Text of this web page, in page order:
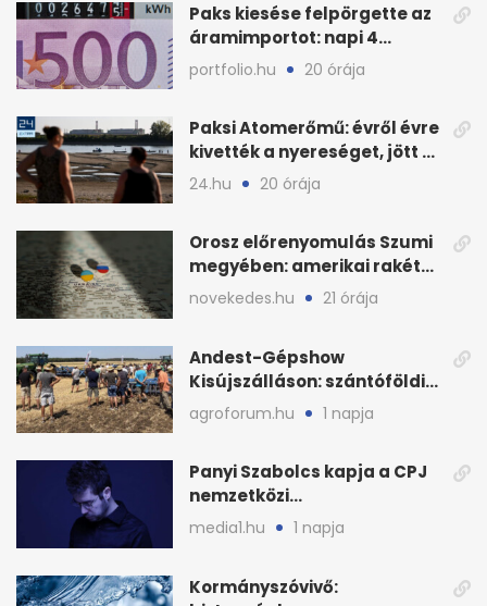
Paks kiesése felpörgette az
áramimportot: napi 4
milliárd forintos számla
portfolio.hu 20 órája
Paksi Atomerőmű: évről évre
kivették a nyereséget, jött a
baj
24.hu 20 órája
Orosz előrenyomulás Szumi
megyében: amerikai rakéták
is zsákmányként
novekedes.hu 21 órája
Andest-Gépshow
Kisújszálláson: szántóföldi
bemutató 2026. augusztus
12-én
agroforum.hu 1 napja
Panyi Szabolcs kapja a CPJ
nemzetközi
sajtószabadság-díját
media1.hu 1 napja
Kormányszóvivő: